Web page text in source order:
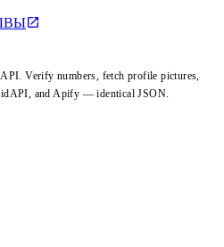
Verify numbers, fetch profile pictures,
and Apify — identical JSON.